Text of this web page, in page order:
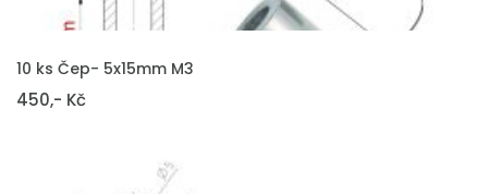
VLOŽIT DO KOŠÍKU
10 ks Čep- 5x15mm M3
450,- Kč